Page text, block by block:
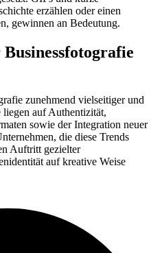
erzählen oder einen
gewinnen an Bedeutung.
zunehmend vielseitiger und
auf Authentizität,
sowie der Integration neuer
die diese Trends
Auftritt gezielter
auf kreative Weise